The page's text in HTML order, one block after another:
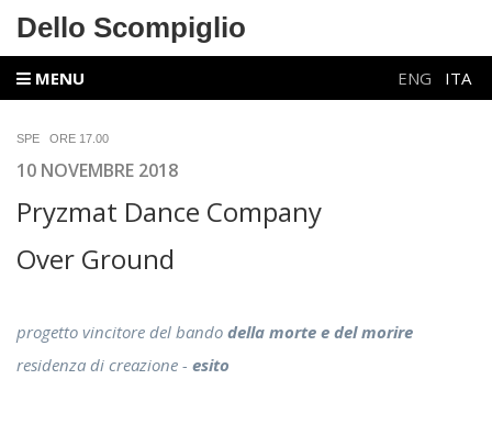
Dello Scompiglio
MENU ENG ITA
SPE ORE 17.00
10 NOVEMBRE 2018
Pryzmat Dance Company
Over Ground
progetto vincitore del bando della morte e del morire
residenza di creazione - esito